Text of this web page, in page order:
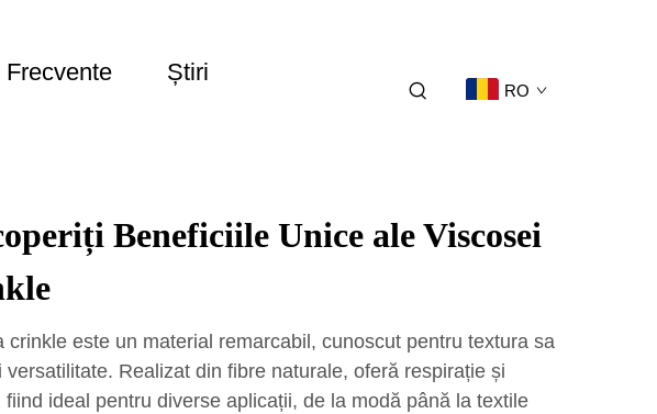
Știri
RO
Beneficiile Unice ale Viscosei
crinkle este un material remarcabil, cunoscut pentru textura sa
versatilitate. Realizat din fibre naturale, oferă respirație și
fiind ideal pentru diverse aplicații, de la modă până la textile